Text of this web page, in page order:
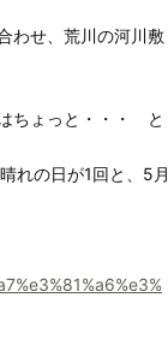
わせ、荒川の河川敷
ちょっと・・・ と
れの日が1回と、5月